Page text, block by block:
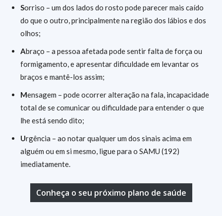
Sorriso – um dos lados do rosto pode parecer mais caído
do que o outro, principalmente na região dos lábios e dos
olhos;
Abraço – a pessoa afetada pode sentir falta de força ou
formigamento, e apresentar dificuldade em levantar os
braços e mantê-los assim;
Mensagem – pode ocorrer alteração na fala, incapacidade
total de se comunicar ou dificuldade para entender o que
lhe está sendo dito;
Urgência – ao notar qualquer um dos sinais acima em
alguém ou em si mesmo, ligue para o SAMU (192)
imediatamente.
Conheça o seu próximo plano de saúde